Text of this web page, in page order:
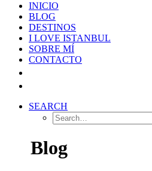
INICIO
BLOG
DESTINOS
I LOVE ISTANBUL
SOBRE MÍ
CONTACTO
SEARCH
Blog